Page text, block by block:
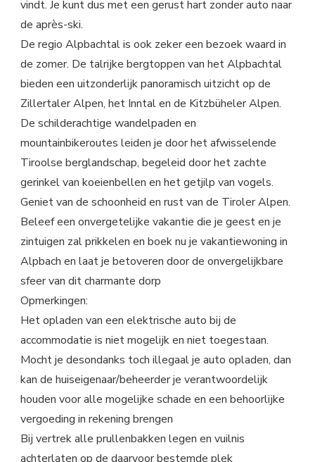
vindt. Je kunt dus met een gerust hart zonder auto naar
de après-ski.
De regio Alpbachtal is ook zeker een bezoek waard in
de zomer. De talrijke bergtoppen van het Alpbachtal
bieden een uitzonderlijk panoramisch uitzicht op de
Zillertaler Alpen, het Inntal en de Kitzbüheler Alpen.
De schilderachtige wandelpaden en
mountainbikeroutes leiden je door het afwisselende
Tiroolse berglandschap, begeleid door het zachte
gerinkel van koeienbellen en het getjilp van vogels.
Geniet van de schoonheid en rust van de Tiroler Alpen.
Beleef een onvergetelijke vakantie die je geest en je
zintuigen zal prikkelen en boek nu je vakantiewoning in
Alpbach en laat je betoveren door de onvergelijkbare
sfeer van dit charmante dorp
Opmerkingen:
Het opladen van een elektrische auto bij de
accommodatie is niet mogelijk en niet toegestaan.
Mocht je desondanks toch illegaal je auto opladen, dan
kan de huiseigenaar/beheerder je verantwoordelijk
houden voor alle mogelijke schade en een behoorlijke
vergoeding in rekening brengen
Bij vertrek alle prullenbakken legen en vuilnis
achterlaten op de daarvoor bestemde plek